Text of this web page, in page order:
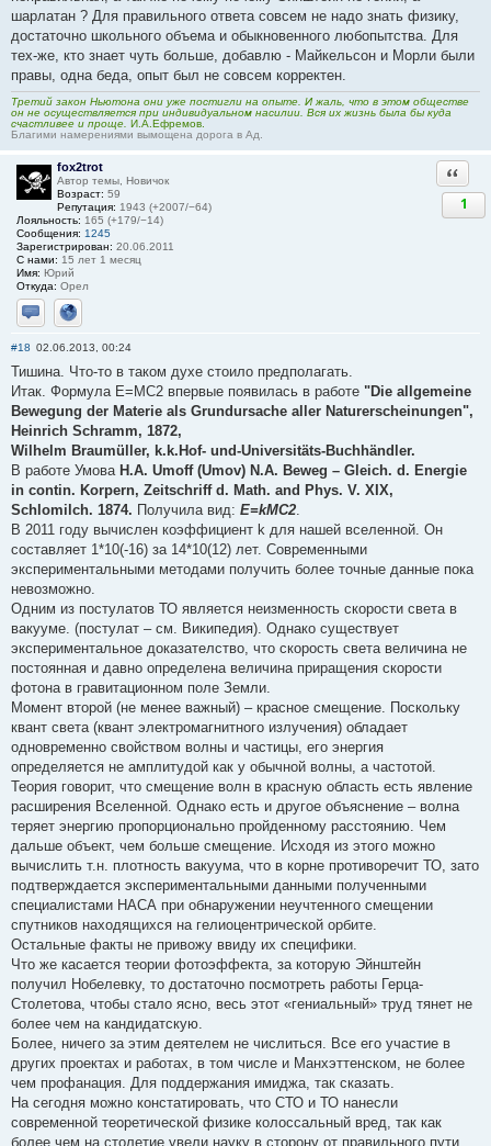
шарлатан ? Для правильного ответа совсем не надо знать физику,
достаточно школьного объема и обыкновенного любопытства. Для
тех-же, кто знает чуть больше, добавлю - Майкельсон и Морли были
правы, одна беда, опыт был не совсем корректен.
Третий закон Ньютона они уже постигли на опыте. И жаль, что в этом обществе
он не осуществляется при индивидуальном насилии. Вся их жизнь была бы куда
счастливее и проще. И.А.Ефремов.
Благими намерениями вымощена дорога в Ад.
fox2trot
Автор темы, Новичок
Возраст: 59
Репутация: 1943 (+2007/−64)
Лояльность: 165 (+179/−14)
Сообщения: 1245
Зарегистрирован: 20.06.2011
С нами: 15 лет 1 месяц
Имя: Юрий
Откуда: Орел
Отправить личное сообщение
Сайт
1
#18 02.06.2013, 00:24
Тишина. Что-то в таком духе стоило предполагать.
Итак. Формула E=MC2 впервые появилась в работе "Die allgemeine
Bewegung der Materie als Grundursache aller Naturerscheinungen",
Heinrich Schramm, 1872,
Wilhelm Braumüller, k.k.Hof- und-Universitäts-Buchhändler.
В работе Умова Н.А. Umoff (Umov) N.A. Beweg – Gleich. d. Energie
in contin. Korpern, Zeitschriff d. Math. and Phys. V. XIX,
Schlomilch. 1874. Получила вид: E=kMC2
В 2011 году вычислен коэффициент k для нашей вселенной. Он
составляет 1*10(-16) за 14*10(12) лет. Современными
экспериментальными методами получить более точные данные пока
невозможно.
Одним из постулатов ТО является неизменность скорости света в
вакууме. (постулат – см. Википедия). Однако существует
экспериментальное доказателство, что скорость света величина не
постоянная и давно определена величина приращения скорости
фотона в гравитационном поле Земли.
Момент второй (не менее важный) – красное смещение. Поскольку
квант света (квант электромагнитного излучения) обладает
одновременно свойством волны и частицы, его энергия
определяется не амплитудой как у обычной волны, а частотой.
Теория говорит, что смещение волн в красную область есть явление
расширения Вселенной. Однако есть и другое объяснение – волна
теряет энергию пропорционально пройденному расстоянию. Чем
дальше объект, чем больше смещение. Исходя из этого можно
вычислить т.н. плотность вакуума, что в корне противоречит ТО, зато
подтверждается экспериментальными данными полученными
специалистами НАСА при обнаружении неучтенного смещении
спутников находящихся на гелиоцентрической орбите.
Остальные факты не привожу ввиду их специфики.
Что же касается теории фотоэффекта, за которую Эйнштейн
получил Нобелевку, то достаточно посмотреть работы Герца-
Столетова, чтобы стало ясно, весь этот «гениальный» труд тянет не
более чем на кандидатскую.
Более, ничего за этим деятелем не числиться. Все его участие в
других проектах и работах, в том числе и Манхэттенском, не более
чем профанация. Для поддержания имиджа, так сказать.
На сегодня можно констатировать, что СТО и ТО нанесли
современной теоретической физике колоссальный вред, так как
более чем на столетие увели науку в сторону от правильного пути.